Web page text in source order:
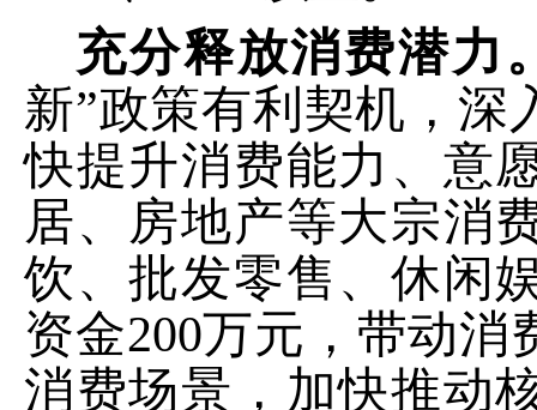
充分释放消费潜力
新”政策有利契机，深
快提升消费能力、意
居、房地产等大宗消
饮、批发零售、休闲
资金200万元，带动消
消费场景，加快推动